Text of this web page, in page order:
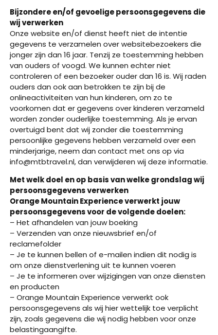
Bijzondere en/of gevoelige persoonsgegevens die
wij verwerken
Onze website en/of dienst heeft niet de intentie
gegevens te verzamelen over websitebezoekers die
jonger zijn dan 16 jaar. Tenzij ze toestemming hebben
van ouders of voogd. We kunnen echter niet
controleren of een bezoeker ouder dan 16 is. Wij raden
ouders dan ook aan betrokken te zijn bij de
onlineactiviteiten van hun kinderen, om zo te
voorkomen dat er gegevens over kinderen verzameld
worden zonder ouderlijke toestemming. Als je ervan
overtuigd bent dat wij zonder die toestemming
persoonlijke gegevens hebben verzameld over een
minderjarige, neem dan contact met ons op via
info@mtbtravel.nl, dan verwijderen wij deze informatie.
Met welk doel en op basis van welke grondslag wij
persoonsgegevens verwerken
Orange Mountain Experience verwerkt jouw
persoonsgegevens voor de volgende doelen:
– Het afhandelen van jouw boeking
– Verzenden van onze nieuwsbrief en/of
reclamefolder
– Je te kunnen bellen of e-mailen indien dit nodig is
om onze dienstverlening uit te kunnen voeren
– Je te informeren over wijzigingen van onze diensten
en producten
– Orange Mountain Experience verwerkt ook
persoonsgegevens als wij hier wettelijk toe verplicht
zijn, zoals gegevens die wij nodig hebben voor onze
belastingaangifte.